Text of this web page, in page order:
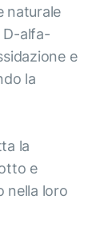
naturale
D-alfa-
e
la
la
e
nella loro